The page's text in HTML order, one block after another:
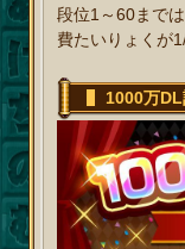
段位1～60まで
費たいりょくが
1000万DL